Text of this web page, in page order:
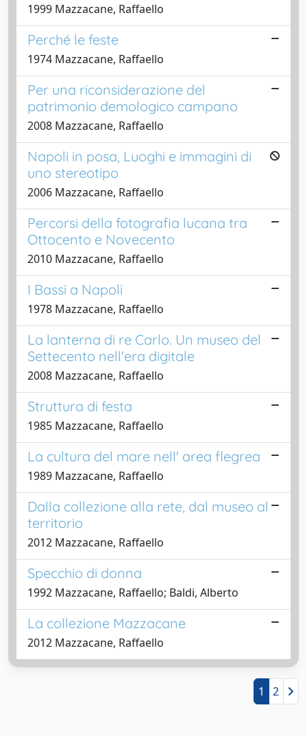
1999 Mazzacane, Raffaello
Perché le feste
1974 Mazzacane, Raffaello
Per una riconsiderazione del
patrimonio demologico campano
2008 Mazzacane, Raffaello
Napoli in posa, Luoghi e immagini di
uno stereotipo
2006 Mazzacane, Raffaello
Percorsi della fotografia lucana tra
Ottocento e Novecento
2010 Mazzacane, Raffaello
I Bassi a Napoli
1978 Mazzacane, Raffaello
La lanterna di re Carlo. Un museo del
Settecento nell'era digitale
2008 Mazzacane, Raffaello
Struttura di festa
1985 Mazzacane, Raffaello
La cultura del mare nell' area flegrea
1989 Mazzacane, Raffaello
Dalla collezione alla rete, dal museo al
territorio
2012 Mazzacane, Raffaello
Specchio di donna
1992 Mazzacane, Raffaello; Baldi, Alberto
La collezione Mazzacane
2012 Mazzacane, Raffaello
1 2